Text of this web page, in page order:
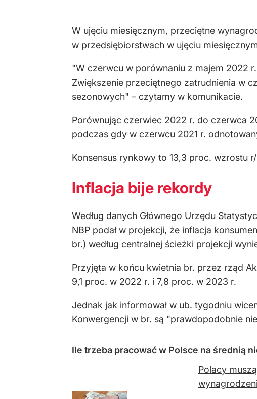
W ujęciu miesięcznym, przeciętne
w przedsiębiorstwach w ujęciu
"W czerwcu w porównaniu z majem 2022
Zwiększenie przeciętnego zatrudnienia w
sezonowych" – czytamy w komunikacie.
Porównując czerwiec 2022 r. do czerwca
podczas gdy w czerwcu 2021 r.
Konsensus rynkowy to 13,3 proc. wzrostu
Inflacja bije rekordy
Według danych Głównego Urzędu
NBP podał w projekcji, że inflacja
br.) według centralnej ścieżki projekcji
Przyjęta w końcu kwietnia br. przez rząd
9,1 proc. w 2022 r. i 7,8 proc. w 2023 r.
Jednak jak informował w ub. tygodniu
Konwergencji w br. są "prawdopodobnie
Ile trzeba pracować w Polsce na średnią
Polacy